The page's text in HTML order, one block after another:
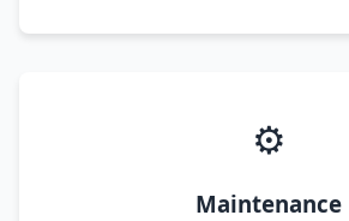
⚙️
Maintenance